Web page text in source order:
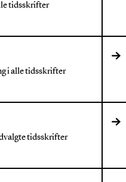
tidsskrifter
i alle tidsskrifter
tidsskrifter